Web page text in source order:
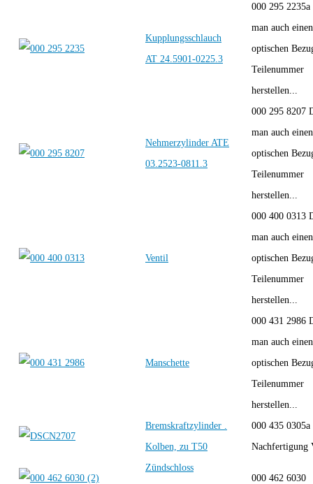
Kupplungsschlauch
AT 24.5901-0225.3
000 295
man auch einen
optischen
Teilenummer
herstellen...
Nehmerzylinder ATE
03.2523-0811.3
000 295 8207
man auch einen
optischen
Teilenummer
herstellen...
Ventil
000 400 0313
man auch einen
optischen
Teilenummer
herstellen...
Manschette
000 431 2986
man auch einen
optischen
Teilenummer
herstellen...
Bremskraftzylinder .
Kolben, zu T50
000 435 0305a
Zündschloss
000 462